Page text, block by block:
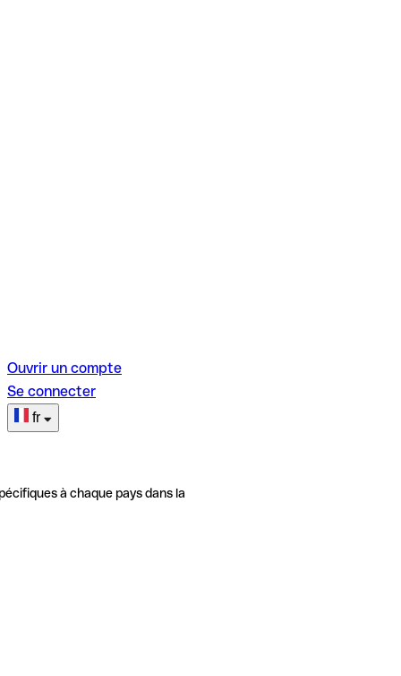
Ouvrir un compte
Se connecter
fr
à chaque pays dans la